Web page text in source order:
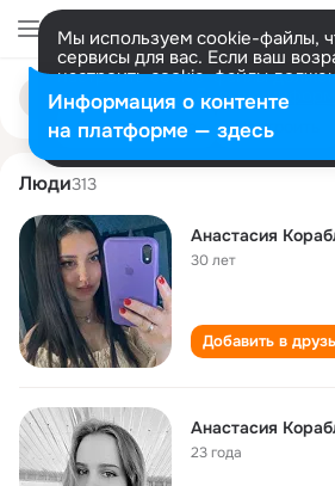
Мы используем cookie-файлы,
сервисы для вас. Если ваш
настроить cookie-файлы
представитель. Больше
Разрешить все Настроить
Поиск
людям
anastasiya korableva
Люди313
Анастасия
30 лет
Добавить в
Анастасия
23 года
Информация о контенте
на платформе — здесь